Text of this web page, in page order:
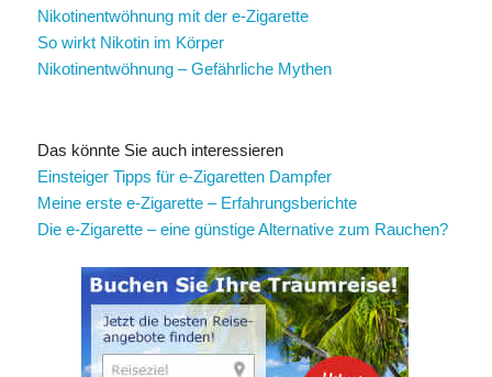
Nikotinentwöhnung mit der e-Zigarette
So wirkt Nikotin im Körper
Nikotinentwöhnung – Gefährliche Mythen
Das könnte Sie auch interessieren
Einsteiger Tipps für e-Zigaretten Dampfer
Meine erste e-Zigarette – Erfahrungsberichte
Die e-Zigarette – eine günstige Alternative zum Rauchen?